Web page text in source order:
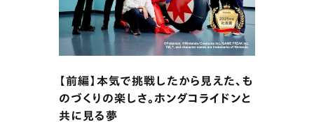
【前編】本気で挑戦したから見えた、も
のづくりの楽しさ。ホンダコライドンと
共に見る夢